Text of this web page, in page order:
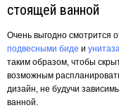
стоящей ванной
Очень выгодно смотрится
подвесными биде и
таким образом, чтобы
возможным
дизайн, не будучи
ванной.